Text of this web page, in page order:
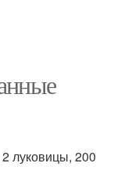
луковицы, 200